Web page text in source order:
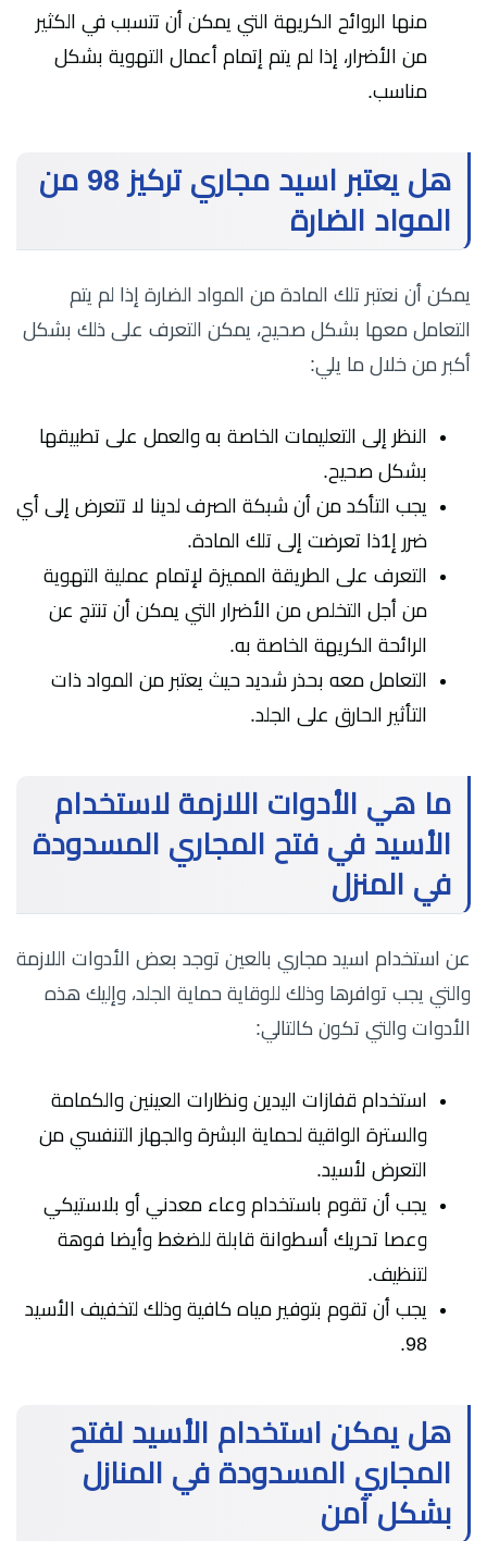
منها الروائح الكريهة التي يمكن أن تتسبب في الكثير
من الأضرار، إذا لم يتم إتمام أعمال التهوية بشكل
مناسب.
هل يعتبر اسيد مجاري تركيز 98 من
المواد الضارة
يمكن أن نعتبر تلك المادة من المواد الضارة إذا لم يتم
التعامل معها بشكل صحيح، يمكن التعرف على ذلك بشكل
أكبر من خلال ما يلي:
النظر إلى التعليمات الخاصة به والعمل على تطبيقها
بشكل صحيح.
يجب التأكد من أن شبكة الصرف لدينا لا تتعرض إلى أي
ضرر إ1ذا تعرضت إلى تلك المادة.
التعرف على الطريقة المميزة لإتمام عملية التهوية
من أجل التخلص من الأضرار التي يمكن أن تنتج عن
الرائحة الكريهة الخاصة به.
التعامل معه بحذر شديد حيث يعتبر من المواد ذات
التأثير الحارق على الجلد.
ما هي الأدوات اللازمة لاستخدام
الأسيد في فتح المجاري المسدودة
في المنزل
عن استخدام اسيد مجاري بالعين توجد بعض الأدوات اللازمة
والتي يجب توافرها وذلك للوقاية حماية الجلد، وإليك هذه
الأدوات والتي تكون كالتالي:
استخدام قفازات اليدين ونظارات العينين والكمامة
والسترة الواقية لحماية البشرة والجهاز التنفسي من
التعرض لأسيد.
يجب أن تقوم باستخدام وعاء معدني أو بلاستيكي
وعصا تحريك أسطوانة قابلة للضغط وأيضا فوهة
لتنظيف.
يجب أن تقوم بتوفير مياه كافية وذلك لتخفيف الأسيد
98.
هل يمكن استخدام الأسيد لفتح
المجاري المسدودة في المنازل
بشكل آمن